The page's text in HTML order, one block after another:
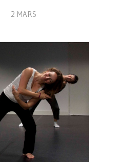
2 MARS